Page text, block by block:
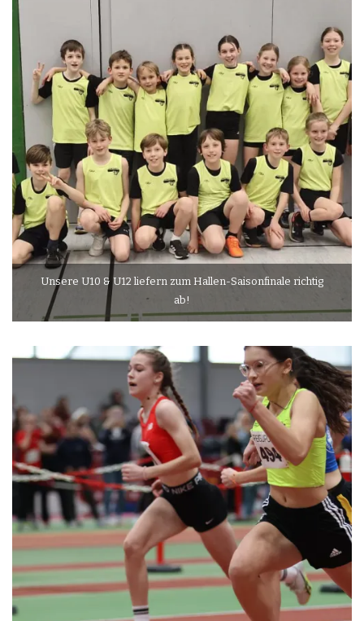
Unsere U10 & U12 liefern zum Hallen-Saisonfinale richtig
ab!